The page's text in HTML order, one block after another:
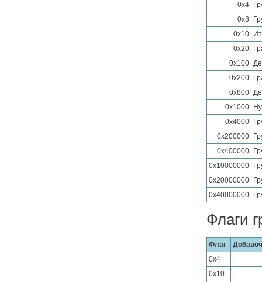
0x4
0x8
0x10
0x20
0x100
0x200
0x800
0x1000
0x4000
0x200000
0x400000
0x10000000
0x20000000
0x40000000
Флаги
Флаг
0x4
0x10